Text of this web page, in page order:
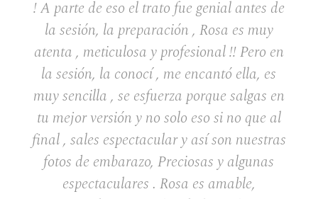
! A parte de eso el trato fue genial antes de
la sesión, la preparación , Rosa es muy
atenta , meticulosa y profesional !! Pero en
la sesión, la conocí , me encantó ella, es
muy sencilla , se esfuerza porque salgas en
tu mejor versión y no solo eso si no que al
final , sales espectacular y así son nuestras
fotos de embarazo, Preciosas y algunas
espectaculares . Rosa es amable,